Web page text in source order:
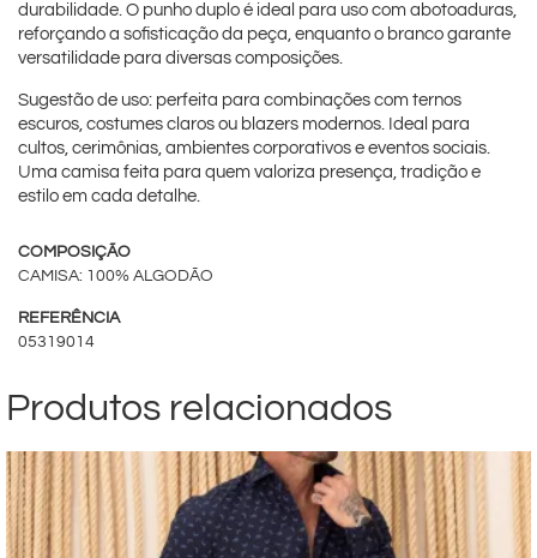
durabilidade. O punho duplo é ideal para uso com abotoaduras,
reforçando a sofisticação da peça, enquanto o branco garante
versatilidade para diversas composições.
Sugestão de uso: perfeita para combinações com ternos
escuros, costumes claros ou blazers modernos. Ideal para
cultos, cerimônias, ambientes corporativos e eventos sociais.
Uma camisa feita para quem valoriza presença, tradição e
estilo em cada detalhe.
COMPOSIÇÃO
CAMISA: 100% ALGODÃO
REFERÊNCIA
05319014
Produtos relacionados